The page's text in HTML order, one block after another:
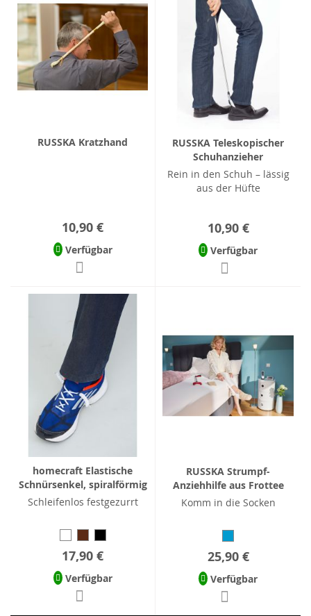
RUSSKA Kratzhand
10,90 €
Verfügbar
RUSSKA Teleskopischer
Schuhanzieher
Rein in den Schuh – lässig
aus der Hüfte
10,90 €
Verfügbar
homecraft Elastische
Schnürsenkel, spiralförmig
Schleifenlos festgezurrt
17,90 €
Verfügbar
RUSSKA Strumpf-
Anziehhilfe aus Frottee
Komm in die Socken
25,90 €
Verfügbar